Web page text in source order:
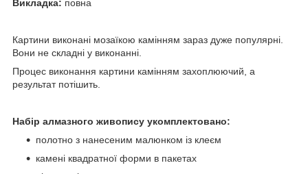
Викладка: повна
Картини виконані мозаїкою камінням зараз дуже популярні.
Вони не складні у виконанні.
Процес виконання картини камінням захоплюючий, а
результат потішить.
Набір алмазного живопису укомплектовано:
полотно з нанесеним малюнком із клеєм
камені квадратної форми в пакетах